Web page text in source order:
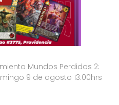
Mundos Perdidos 2:
9 de agosto 13:00hrs